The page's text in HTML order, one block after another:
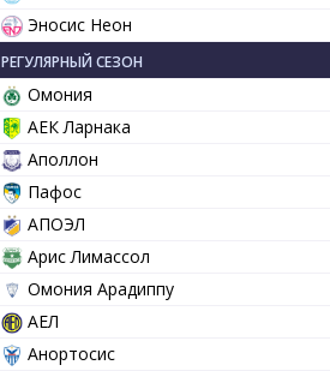
Эносис Неон
РЕГУЛЯРНЫЙ СЕЗОН
Омония
АЕК Ларнака
Аполлон
Пафос
АПОЭЛ
Арис Лимассол
Омония Арадиппу
АЕЛ
Анортосис